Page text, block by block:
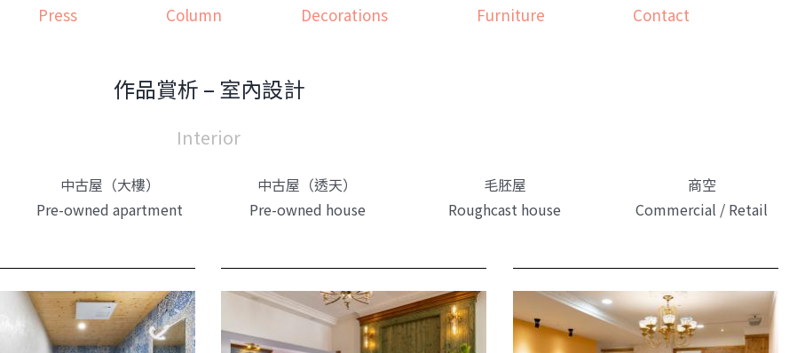
Press
Column
Decorations
Furniture
Contact
作品賞析 – 室內設計
Interior
中古屋（大樓）
Pre-owned apartment
中古屋（透天）
Pre-owned house
毛胚屋
Roughcast house
商空
Commercial / Retail